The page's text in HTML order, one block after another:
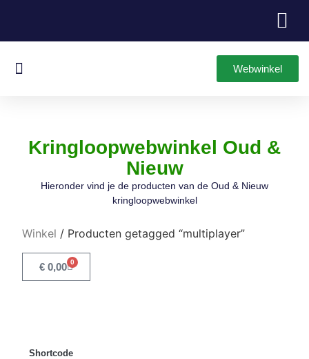
Webwinkel
Kringloopwebwinkel Oud &
Nieuw
Hieronder vind je de producten van de Oud & Nieuw
kringloopwebwinkel
Winkel / Producten getagged “multiplayer”
€ 0,00 0
Shortcode